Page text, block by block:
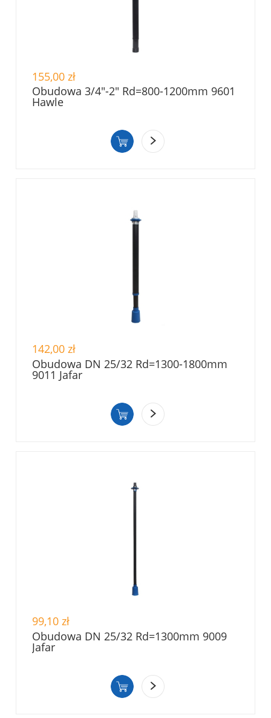
155,00 zł
Obudowa 3/4"-2" Rd=800-1200mm 9601
Hawle
142,00 zł
Obudowa DN 25/32 Rd=1300-1800mm
9011 Jafar
99,10 zł
Obudowa DN 25/32 Rd=1300mm 9009
Jafar